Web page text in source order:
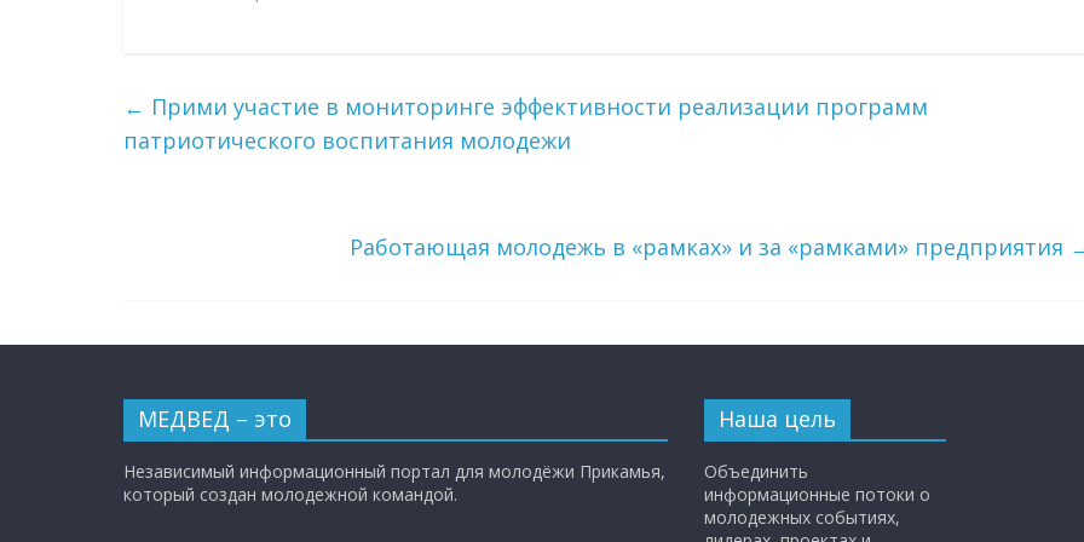
← Прими участие в мониторинге эффективности реализации программ
патриотического воспитания молодежи
Работающая молодежь в «рамках» и за «рамками» предприятия
МЕДВЕД – это
Независимый информационный портал для молодёжи Прикамья,
который создан молодежной командой.
Наша цель
Объединить
информационные потоки о
молодежных событиях,